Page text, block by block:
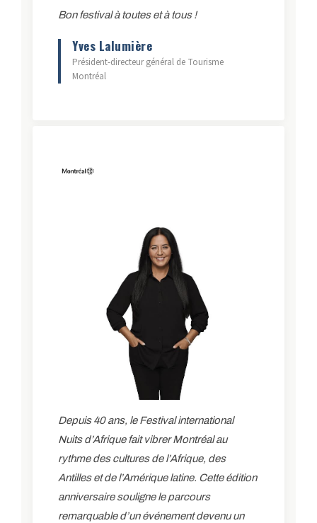
Bon festival à toutes et à tous !
Yves Lalumière
Président-directeur général de Tourisme
Montréal
Depuis 40 ans, le Festival international
Nuits d’Afrique fait vibrer Montréal au
rythme des cultures de l’Afrique, des
Antilles et de l’Amérique latine. Cette édition
anniversaire souligne le parcours
remarquable d’un événement devenu un